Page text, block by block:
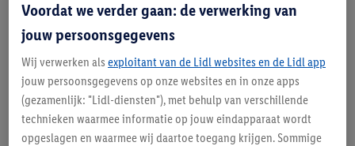
Voordat we verder gaan: de verwerking van
jouw persoonsgegevens
Wij verwerken als exploitant van de Lidl websites en de Lidl app
jouw persoonsgegevens op onze websites en in onze apps
(gezamenlijk: "Lidl-diensten"), met behulp van verschillende
technieken waarmee informatie op jouw eindapparaat wordt
opgeslagen en waarmee wij daartoe toegang krijgen. Sommige